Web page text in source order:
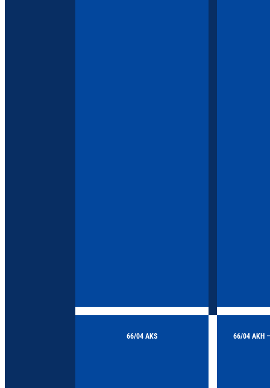
66/04 AKS 66/04 AKH